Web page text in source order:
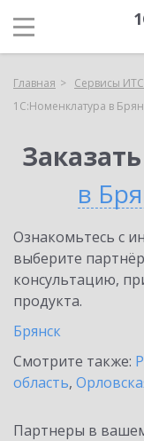
Главная Сервисы ИТС
1С:Номенклатура в
в
Ознакомьтесь с
выберите
консультацию,
продукта.
Брянск
Смотрите также:
область,
Партнеры в